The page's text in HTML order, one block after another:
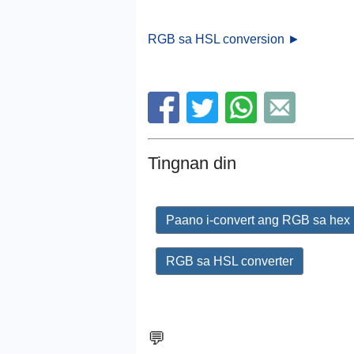
RGB sa HSL conversion ►
Tingnan din
Paano i-convert ang RGB sa hex
RGB sa HSL converter
💬